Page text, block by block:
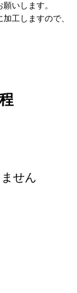
いします。
工しますので、
せん